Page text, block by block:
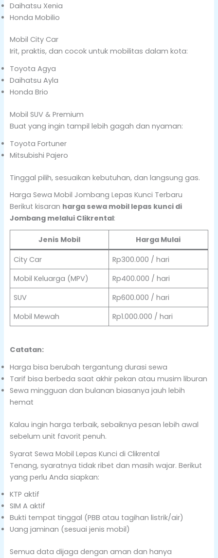
Daihatsu Xenia
Honda Mobilio
Mobil City Car
Irit, praktis, dan cocok untuk mobilitas dalam kota:
Toyota Agya
Daihatsu Ayla
Honda Brio
Mobil SUV & Premium
Buat yang ingin tampil lebih gagah dan nyaman:
Toyota Fortuner
Mitsubishi Pajero
Tinggal pilih, sesuaikan kebutuhan, dan langsung gas.
Harga Sewa Mobil Jombang Lepas Kunci Terbaru
Berikut kisaran harga sewa mobil lepas kunci di
Jombang melalui Clikrental:
Jenis Mobil Harga Mulai
City Car
Rp300.000 / hari
Mobil Keluarga (MPV)
Rp400.000 / hari
SUV
Rp600.000 / hari
Mobil Mewah
Rp1.000.000 / hari
Catatan:
Harga bisa berubah tergantung durasi sewa
Tarif bisa berbeda saat akhir pekan atau musim liburan
Sewa mingguan dan bulanan biasanya jauh lebih
hemat
Kalau ingin harga terbaik, sebaiknya pesan lebih awal
sebelum unit favorit penuh.
Syarat Sewa Mobil Lepas Kunci di Clikrental
Tenang, syaratnya tidak ribet dan masih wajar. Berikut
yang perlu Anda siapkan:
KTP aktif
SIM A aktif
Bukti tempat tinggal (PBB atau tagihan listrik/air)
Uang jaminan (sesuai jenis mobil)
Semua data dijaga dengan aman dan hanya